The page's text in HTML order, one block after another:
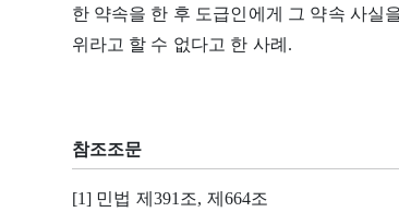
한 약속을 한 후 도급인에게 그 약속 사실
위라고 할 수 없다고 한 사례.
참조조문
[1] 민법 제391조, 제664조